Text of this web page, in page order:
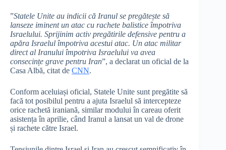
”Statele Unite au indicii că Iranul se pregătește să
lanseze iminent un atac cu rachete balistice împotriva
Israelului. Sprijinim activ pregătirile defensive pentru a
apăra Israelul împotriva acestui atac. Un atac militar
direct al Iranului împotriva Israelului va avea
consecințe grave pentru Iran”, a declarat un oficial de la
Casa Albă, citat de CNN.
Conform aceluiași oficial, Statele Unite sunt pregătite să
facă tot posibilul pentru a ajuta Israelul să intercepteze
orice rachetă iraniană, similar modului în careau oferit
asistența în aprilie, când Iranul a lansat un val de drone
și rachete către Israel.